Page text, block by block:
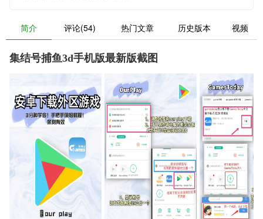
简介 评论(54) 热门文章 历史版本 视频
集结号捕鱼3d手机版最新版截图